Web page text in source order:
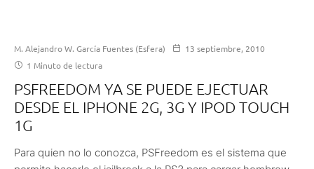
M. Alejandro W. García Fuentes (Esfera)
13 septiembre, 2010
1 Minuto de lectura
PSFREEDOM YA SE PUEDE EJECTUAR
DESDE EL IPHONE 2G, 3G Y IPOD TOUCH
1G
Para quien no lo conozca, PSFreedom es el sistema que